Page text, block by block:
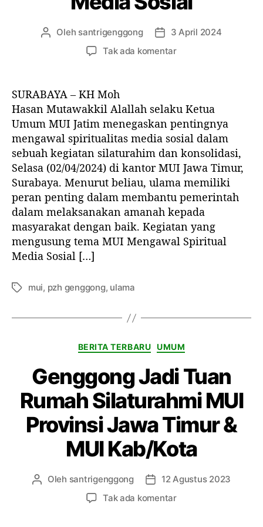
a
a
P
i
s
a
r
t
i
k
e
l
Oleh santrigenggong
T
l
a
r
t
i
k
e
l
3 April 2024
Tak ada komentarp
i
a
i
M
u
t
a
w
a
k
k
k
n
P
e
n
n
SURABAYA – KH Moh
Hasan Mutawakkil Alallah selaku Ketua
Umum MUI Jatim menegaskan pentingnya
mengawal spiritualitas media sosial dalam
sebuah kegiatan silaturahim dan konsolidasi,
Selasa (02/04/2024) di kantor MUI Jawa Timur,
Surabaya. Menurut beliau, ulama memiliki
peran penting dalam membantu pemerintah
dalam melaksanakan amanah kepada
masyarakat dengan baik. Kegiatan yang
mengusung tema MUI Mengawal Spiritual
Media Sosial […]
T
mui, pzh genggong, ulama
K
t
e
g
o
r
i
BERITA TERBARU UMUM
Genggong Jadi Tuan
Rumah Silaturahmi MUI
Provinsi Jawa Timur &
MUI Kab/Kota
P Oleh santrigenggong
T 12 Agustus 2023
Tak ada komentarp